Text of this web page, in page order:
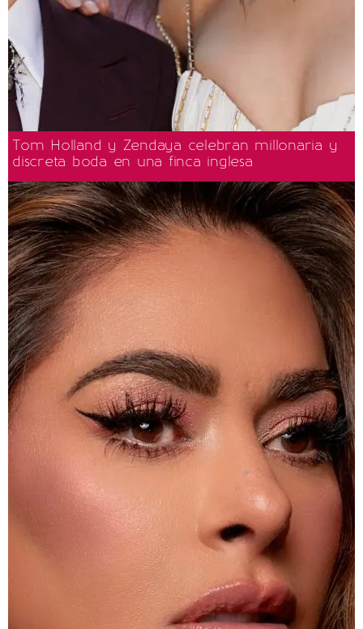
Tom Holland y Zendaya celebran millonaria y
discreta boda en una finca inglesa